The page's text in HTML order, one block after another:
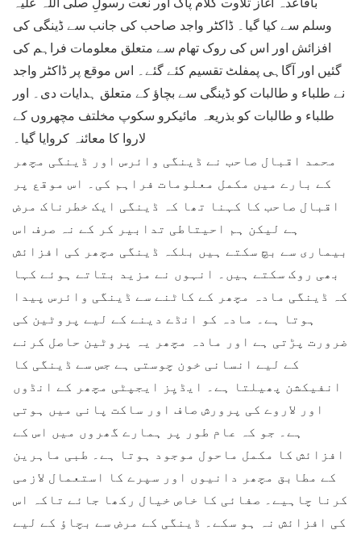
وسلم سے کیا گیا۔ ڈاکٹر واجد صاحب کی جانب سے ڈینگی کی
افزائش اور اس کی روک تھام سے متعلق معلومات فراہم کی
گئیں اور آگاہی پمفلٹ تقسیم کئے گئے۔ اس موقع پر ڈاکٹر واجد
نے طلباء و طالبات کو ڈینگی سے بچاؤ کے متعلق ہدایات دی۔ اور
طلباء و طالبات کو بذریعہ مائیکرو سکوپ مخلتف مچھروں کے
لاروا کا معائنہ کروایا گیا۔
محمد اقبال صاحب نے ڈینگی وائرس اور ڈینگی مچھر
کے بارے میں مکمل معلومات فراہم کی۔ اس موقع پر
اقبال صاحب کا کہنا تھا کہ ڈینگی ایک خطرناک مرض
ہے لیکن ہم احیتاطی تدابیر کر کے نہ صرف اس
بیماری سے بچ سکتے ہیں بلکہ ڈینگی مچھر کی افزائش
بھی روک سکتے ہیں۔ انہوں نے مزید بتاتے ہوئے کہا
کہ ڈینگی مادہ مچھر کے کاٹنے سے ڈینگی وائرس پیدا
ہوتا ہے۔ مادہ کو انڈے دینے کے لیے پروٹین کی
ضرورت پڑتی ہے اور مادہ مچھر یہ پروٹین حاصل کرنے
کے لیے انسانی خون چوستی ہے جس سے ڈینگی کا
انفیکشن پھیلتا ہے۔ ایڈیِز ایجپٹی مچھر کے انڈوں
اور لاروے کی پرورش صاف اور ساکت پانی میں ہوتی
ہے۔ جو کہ عام طور پر ہمارے گھروں میں اس کے
افزائش کا مکمل ماحول موجود ہوتا ہے۔ طبی ماہرین
کے مطابق مچھر دانیوں اور سپرے کا استعمال لازمی
کرنا چاہیے۔ صفائی کا خاص خیال رکھا جائے تاکہ اس
کی افزائش نہ ہو سکے۔ ڈینگی کے مرض سے بچاؤ کے لیے